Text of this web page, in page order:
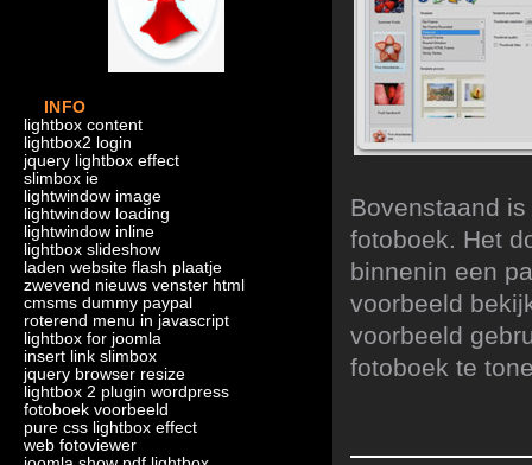
INFO
lightbox content
lightbox2 login
jquery lightbox effect
slimbox ie
lightwindow image
lightwindow loading
lightwindow inline
lightbox slideshow
laden website flash plaatje
zwevend nieuws venster html
cmsms dummy paypal
roterend menu in javascript
lightbox for joomla
insert link slimbox
jquery browser resize
lightbox 2 plugin wordpress
fotoboek voorbeeld
pure css lightbox effect
web fotoviewer
Bovenstaand
fotoboek. Het
binnenin een
voorbeeld
voorbeeld
fotoboek te